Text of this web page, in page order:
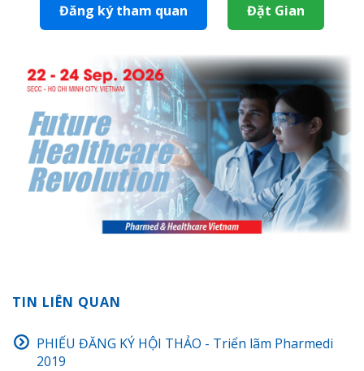
Đăng ký tham quan Đặt Gian
TIN LIÊN QUAN
PHIẾU ĐĂNG KÝ HỘI THẢO - Triển lãm Pharmedi
2019